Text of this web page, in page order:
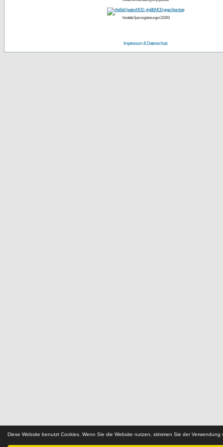
Diese Website benutzt Cookies. Wenn Sie die Website nutzen, stimmen Sie der
Vereitelte Spamregistrierungen: 213043
Impressum & Datenschutz